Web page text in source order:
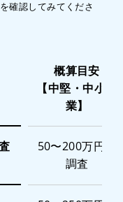
確認してみてくださ
概算目安
【中堅・中小企
業】
50〜200万円／
調査